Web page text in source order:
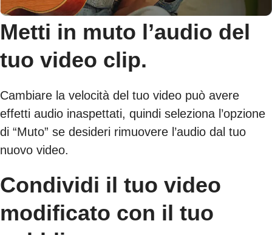
Metti in muto l’audio del
tuo video clip.
Cambiare la velocità del tuo video può avere
effetti audio inaspettati, quindi seleziona l’opzione
di “Muto” se desideri rimuovere l’audio dal tuo
nuovo video.
Condividi il tuo video
modificato con il tuo